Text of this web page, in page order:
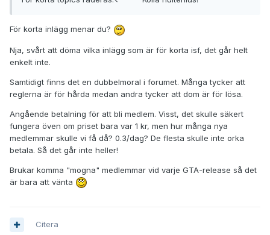
För korta inlägg menar du?
Nja, svårt att döma vilka inlägg som är för korta isf, det går helt
enkelt inte.
Samtidigt finns det en dubbelmoral i forumet. Många tycker att
reglerna är för hårda medan andra tycker att dom är för lösa.
Angående betalning för att bli medlem. Visst, det skulle säkert
fungera öven om priset bara var 1 kr, men hur många nya
medlemmar skulle vi få då? 0.3/dag? De flesta skulle inte orka
betala. Så det går inte heller!
Brukar komma "mogna" medlemmar vid varje GTA-release så det
är bara att vänta
Citera